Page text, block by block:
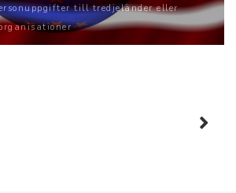
till tredjeländer eller